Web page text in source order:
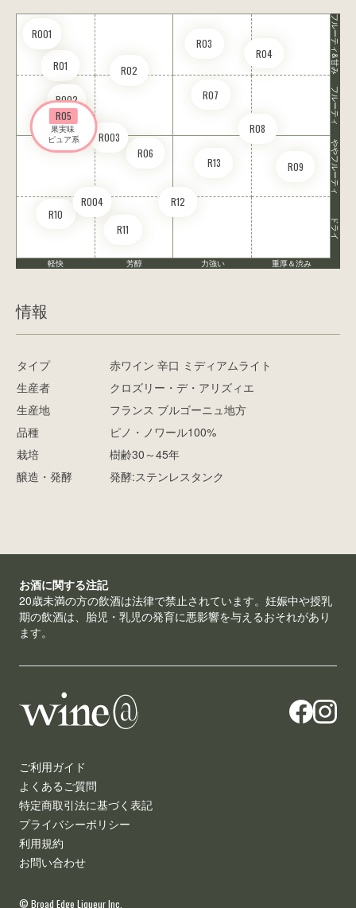
R01 R02
R03
R04
R05
果実味
ピュア系
R06
R07
R08
R09
R10
R11
R12
R13
RO01
RO02
RO03
RO04
フルーティ&甘み
フルーティ
ややフルーティ
ドライ
軽快 芳醇 力強い 重厚＆渋み
情報
タイプ
赤ワイン 辛口 ミディアムライト
生産者
クロズリー・デ・アリズィエ
生産地
フランス ブルゴーニュ地方
品種
ピノ・ノワール100%
栽培
樹齢30～45年
醸造・発酵
発酵:ステンレスタンク
お酒に関する注記
20歳未満の方の飲酒は法律で禁止されています。妊娠中や授乳
期の飲酒は、胎児・乳児の発育に悪影響を与えるおそれがあり
ます。
ご利用ガイド
よくあるご質問
特定商取引法に基づく表記
プライバシーポリシー
利用規約
お問い合わせ
© Broad Edge Liqueur Inc.